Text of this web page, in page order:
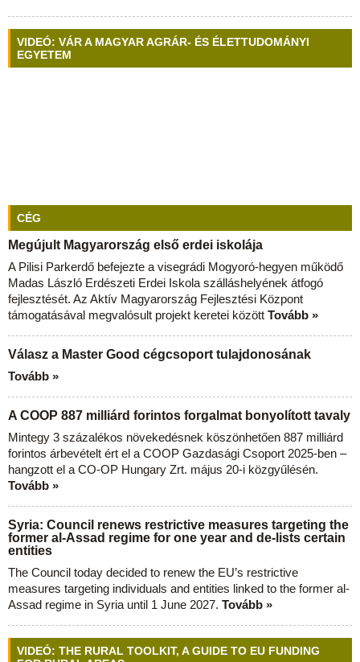
VIDEÓ: VÁR A MAGYAR AGRÁR- ÉS ÉLETTUDOMÁNYI
EGYETEM
CÉG
Megújult Magyarország első erdei iskolája
A Pilisi Parkerdő befejezte a visegrádi Mogyoró-hegyen működő
Madas László Erdészeti Erdei Iskola szálláshelyének átfogó
fejlesztését. Az Aktív Magyarország Fejlesztési Központ
támogatásával megvalósult projekt keretei között Tovább »
Válasz a Master Good cégcsoport tulajdonosának
Tovább »
A COOP 887 milliárd forintos forgalmat bonyolított tavaly
Mintegy 3 százalékos növekedésnek köszönhetően 887 milliárd
forintos árbevételt ért el a COOP Gazdasági Csoport 2025-ben –
hangzott el a CO-OP Hungary Zrt. május 20-i közgyűlésén.
Tovább »
Syria: Council renews restrictive measures targeting the
former al-Assad regime for one year and de-lists certain
entities
The Council today decided to renew the EU’s restrictive
measures targeting individuals and entities linked to the former al-
Assad regime in Syria until 1 June 2027. Tovább »
VIDEÓ: THE RURAL TOOLKIT, A GUIDE TO EU FUNDING